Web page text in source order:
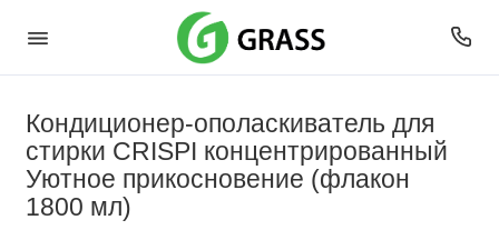
Кондиционер-ополаскиватель для
стирки CRISPI концентрированный
Уютное прикосновение (флакон
1800 мл)